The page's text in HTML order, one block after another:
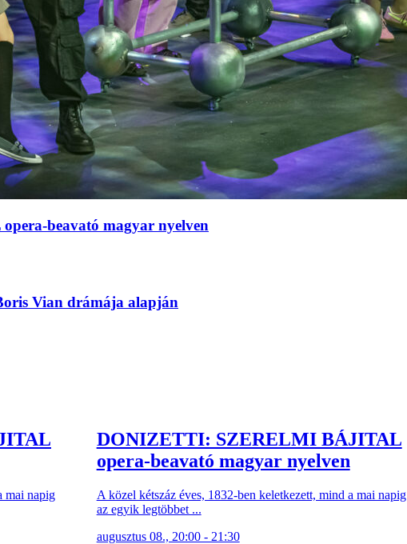
beavató magyar nyelven
Vian drámája alapján
mai napig
DONIZETTI: SZERELMI BÁJITAL
opera-beavató magyar nyelven
A közel kétszáz éves, 1832-ben keletkezett, mind a mai napig
az egyik legtöbbet ...
augusztus 08., 20:00 - 21:30